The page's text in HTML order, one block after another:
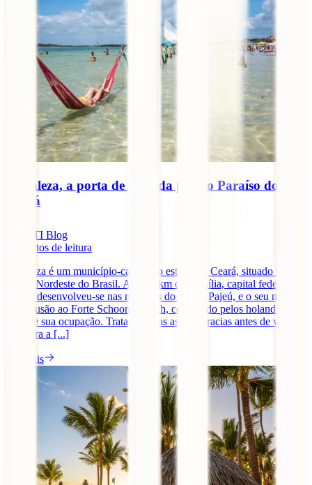
Fortaleza, a porta de entrada para o Paraíso do
Ceará
IATI Blog
minutos de leitura
Fortaleza é um município-capital do estado do Ceará, situado na
região Nordeste do Brasil. A 2285 km de Brasília, capital federal, a
cidade desenvolveu-se nas margens do riacho Pajeú, e o seu nome é
uma alusão ao Forte Schoonenborch, construído pelos holandeses
durante sua ocupação. Trata de todas as burocracias antes de viajar,
assegura a [...]
Ler mais